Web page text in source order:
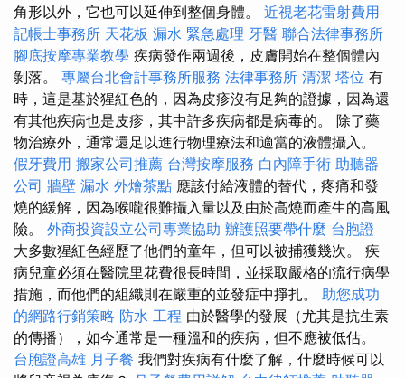
角形以外，它也可以延伸到整個身體。 近視老花雷射費用
記帳士事務所 天花板 漏水 緊急處理 牙醫 聯合法律事務所
腳底按摩專業教學 疾病發作兩週後，皮膚開始在整個體內
剝落。 專屬台北會計事務所服務 法律事務所 清潔 塔位 有
時，這是基於猩紅色的，因為皮疹沒有足夠的證據，因為還
有其他疾病也是皮疹，其中許多疾病都是病毒的。 除了藥
物治療外，通常還足以進行物理療法和適當的液體攝入。
假牙費用 搬家公司推薦 台灣按摩服務 白內障手術 助聽器
公司 牆壁 漏水 外燴茶點 應該付給液體的替代，疼痛和發
燒的緩解，因為喉嚨很難攝入量以及由於高燒而產生的高風
險。 外商投資設立公司專業協助 辦護照要帶什麼 台胞證
大多數猩紅色經歷了他們的童年，但可以被捕獲幾次。 疾
病兒童必須在醫院里花費很長時間，並採取嚴格的流行病學
措施，而他們的組織則在嚴重的並發症中掙扎。 助您成功
的網路行銷策略 防水 工程 由於醫學的發展（尤其是抗生素
的傳播），如今通常是一種溫和的疾病，但不應被低估。
台胞證高雄 月子餐 我們對疾病有什麼了解，什麼時候可以